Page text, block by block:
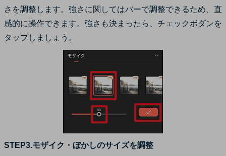
さを調整します。強さに関してはバーで調整できるため、直
感的に操作できます。強さも決まったら、チェックボダンを
タップしましょう。
STEP3.モザイク・ぼかしのサイズを調整